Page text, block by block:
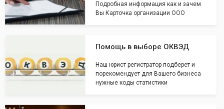
Подробная информация как и зачем
Вы Карточка организации ООО
Помощь в выборе ОКВЭД
Наш юрист регистратор подберет и
порекомендует для Вашего бизнеса
нужные коды статистики